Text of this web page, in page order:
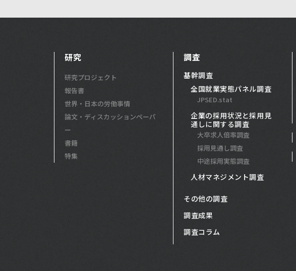
研究
研究プロジェクト
報告書
世界・日本の労働事情
論文・ディスカッションペーパ
ー
書籍
特集
調査
基幹調査
全国就業実態パネル調査
JPSED.stat
企業の採用状況と採用見
通しに関する調査
大卒求人倍率調査
採用見通し調査
中途採用実態調査
人材マネジメント調査
その他の調査
調査成果
調査コラム